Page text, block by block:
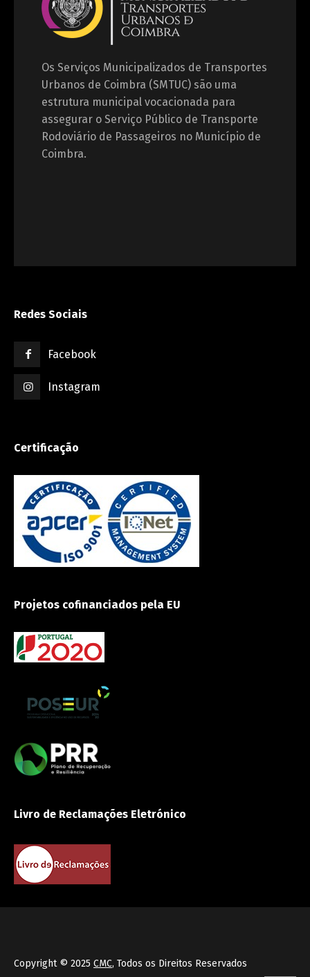
Os Serviços Municipalizados de Transportes
Urbanos de Coimbra (SMTUC) são uma
estrutura municipal vocacionada para
assegurar o Serviço Público de Transporte
Rodoviário de Passageiros no Município de
Coimbra.
Redes Sociais
Facebook
Instagram
Certificação
Projetos cofinanciados pela EU
Livro de Reclamações Eletrónico
Copyright © 2025 CMC, Todos os Direitos Reservados